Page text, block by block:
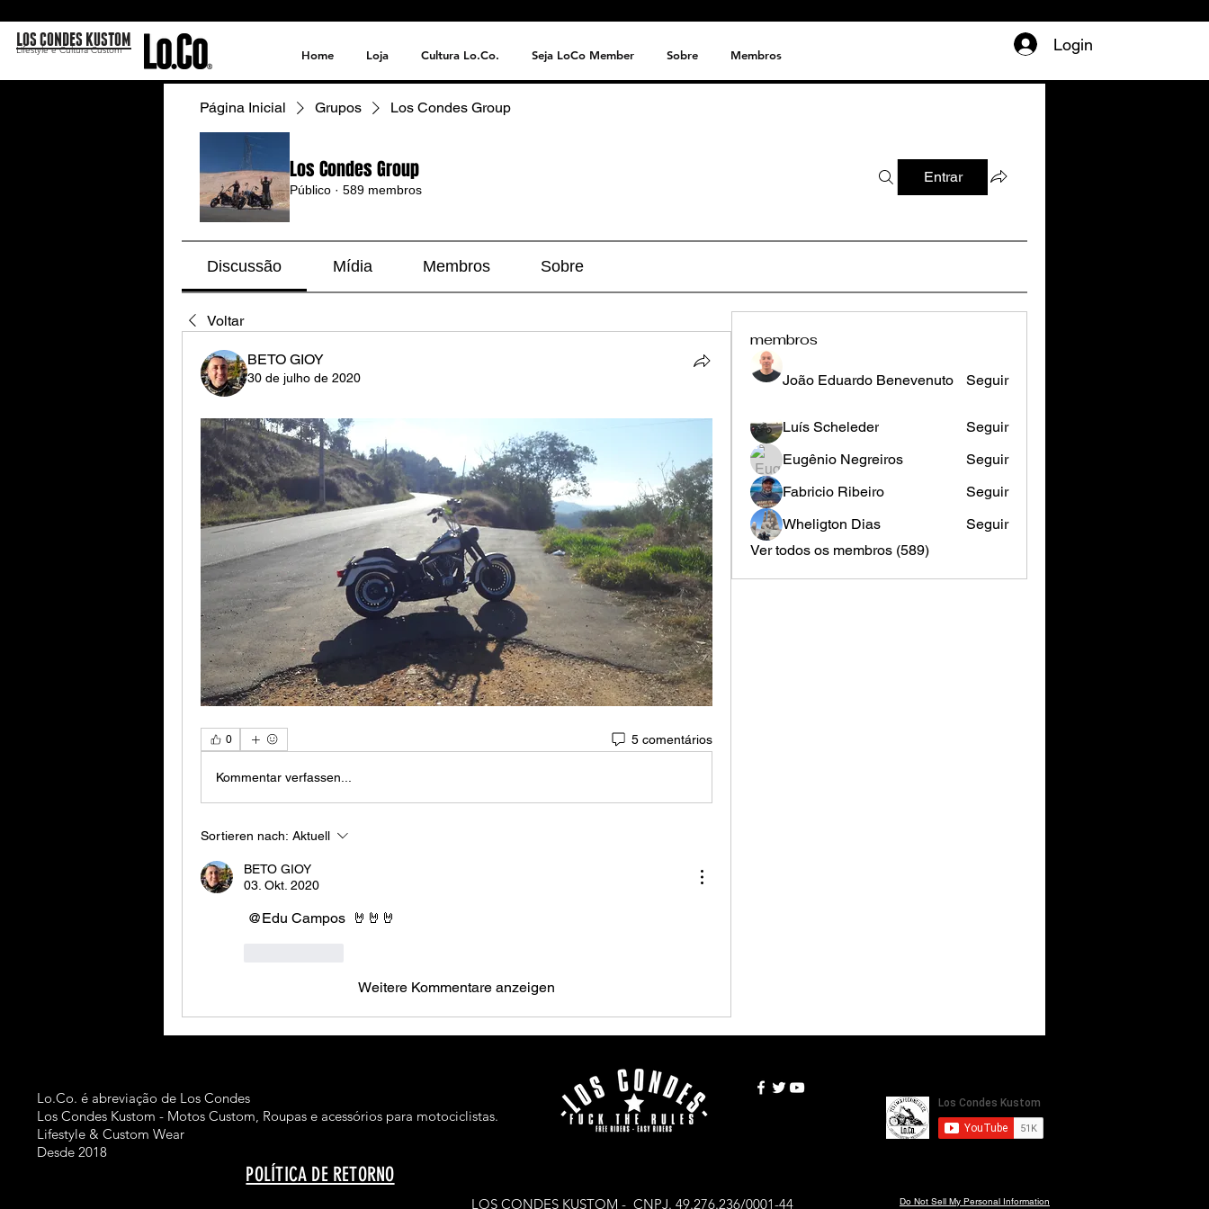
LOS CONDES KUSTOM
Lifestyle e Cultura Custom Home Loja Cultura Lo.Co. Seja LoCo Member Sobre Membros
Login
Página Inicial Grupos Los Condes Group
Los Condes Group
Público · 589 membros
Entrar
Discussão Mídia Membros Sobre
Voltar
BETO GIOY
30 de julho de 2020
0 5 comentários
Kommentar verfassen...
Sortieren nach: Aktuell
BETO GIOY
03. Okt. 2020
@Edu Campos 🤘🤘🤘
Weitere Kommentare anzeigen
membros
João Eduardo Benevenuto Seguir
Luís Scheleder
Seguir
Eugênio Negreiros
Seguir
Fabricio Ribeiro
Seguir
Wheligton Dias
Seguir
Ver todos os membros (589)
Lo.Co. é abreviação de Los Condes
Los Condes Kustom - Motos Custom, Roupas e acessórios para motociclistas.
Lifestyle & Custom Wear
Desde 2018
POLÍTICA DE RETORNO
LOS CONDES KUSTOM - CNPJ. 49.276.236/0001-44 Do Not Sell My Personal Information